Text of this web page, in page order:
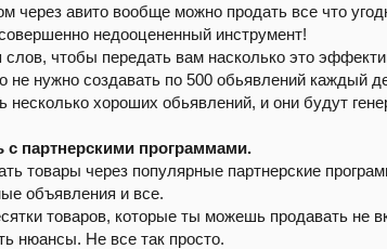
через авито вообще можно продать все что
недооцененный инструмент!
слов, чтобы передать вам насколько это
не нужно создавать по 500 обьявлений каждый
несколько хороших обьявлений, и они будут
с партнерскими программами.
товары через популярные партнерские
объявления и все.
товаров, которые ты можешь продавать не
нюансы. Не все так просто.